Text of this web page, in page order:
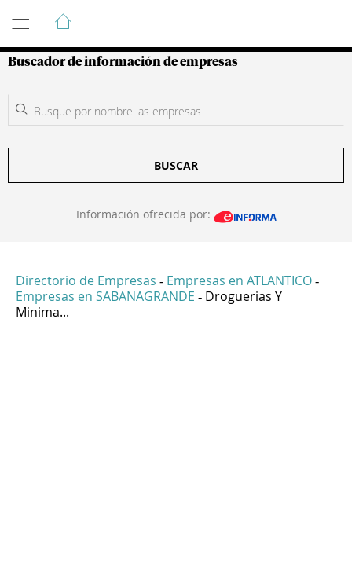
Guía de Empresas Colombianas
Buscador de información de empresas
BUSCAR
Información ofrecida por:
Directorio de Empresas - Empresas en ATLANTICO -
Empresas en SABANAGRANDE - Droguerias Y
Minima...